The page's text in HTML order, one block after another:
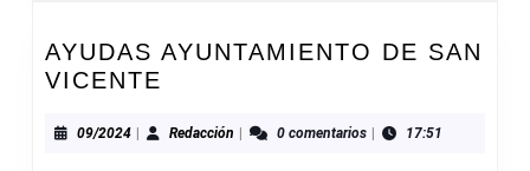
AYUDAS AYUNTAMIENTO DE SAN
VICENTE
DE
09/202409/2024Redacción Redacción0 comentarios 17:51